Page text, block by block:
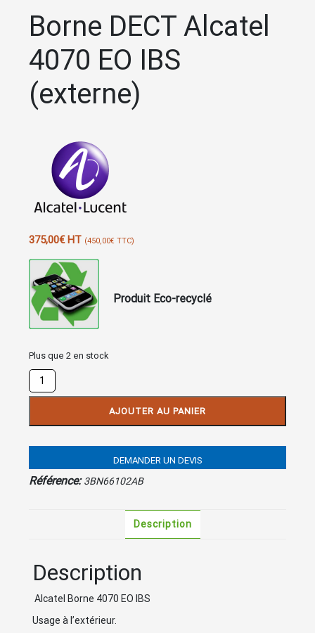
Borne DECT Alcatel
4070 EO IBS
(externe)
375,00€HT (450,00€ TTC)
Produit Eco-recyclé
Plus que 2 en stock
quantité
de
4070
IBS
AJOUTER AU PANIER
DEMANDER UN DEVIS
Référence:3BN66102AB
Description
Description
Alcatel Borne 4070 EO IBS
Usage à l’extérieur.